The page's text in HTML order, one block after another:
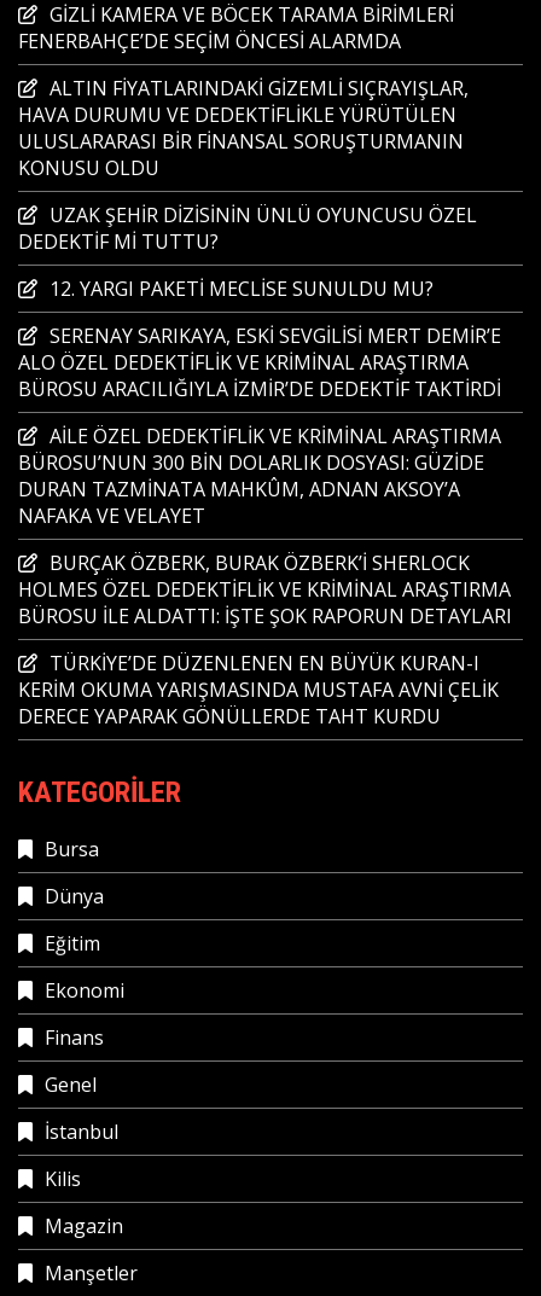
GİZLİ KAMERA VE BÖCEK TARAMA BİRİMLERİ
FENERBAHÇE’DE SEÇİM ÖNCESİ ALARMDA
ALTIN FİYATLARINDAKİ GİZEMLİ SIÇRAYIŞLAR,
HAVA DURUMU VE DEDEKTİFLİKLE YÜRÜTÜLEN
ULUSLARARASI BİR FİNANSAL SORUŞTURMANIN
KONUSU OLDU
UZAK ŞEHİR DİZİSİNİN ÜNLÜ OYUNCUSU ÖZEL
DEDEKTİF Mİ TUTTU?
12. YARGI PAKETİ MECLİSE SUNULDU MU?
SERENAY SARIKAYA, ESKİ SEVGİLİSİ MERT DEMİR’E
ALO ÖZEL DEDEKTİFLİK VE KRİMİNAL ARAŞTIRMA
BÜROSU ARACILIĞIYLA İZMİR’DE DEDEKTİF TAKTİRDİ
AİLE ÖZEL DEDEKTİFLİK VE KRİMİNAL ARAŞTIRMA
BÜROSU’NUN 300 BİN DOLARLIK DOSYASI: GÜZİDE
DURAN TAZMİNATA MAHKÛM, ADNAN AKSOY’A
NAFAKA VE VELAYET
BURÇAK ÖZBERK, BURAK ÖZBERK’İ SHERLOCK
HOLMES ÖZEL DEDEKTİFLİK VE KRİMİNAL ARAŞTIRMA
BÜROSU İLE ALDATTI: İŞTE ŞOK RAPORUN DETAYLARI
TÜRKİYE’DE DÜZENLENEN EN BÜYÜK KURAN-I
KERİM OKUMA YARIŞMASINDA MUSTAFA AVNİ ÇELİK
DERECE YAPARAK GÖNÜLLERDE TAHT KURDU
KATEGORILER
Bursa
Dünya
Eğitim
Ekonomi
Finans
Genel
İstanbul
Kilis
Magazin
Manşetler